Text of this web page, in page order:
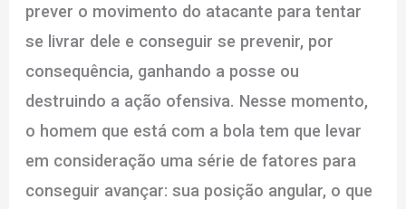
prever o movimento do atacante para tentar
se livrar dele e conseguir se prevenir, por
consequência, ganhando a posse ou
destruindo a ação ofensiva. Nesse momento,
o homem que está com a bola tem que levar
em consideração uma série de fatores para
conseguir avançar: sua posição angular, o que